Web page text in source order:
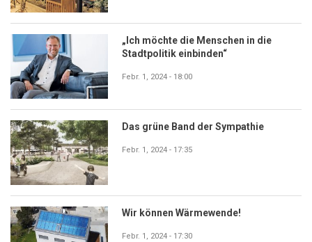
„Ich möchte die Menschen in die
Stadtpolitik einbinden“
Febr. 1, 2024 - 18:00
Das grüne Band der Sympathie
Febr. 1, 2024 - 17:35
Wir können Wärmewende!
Febr. 1, 2024 - 17:30